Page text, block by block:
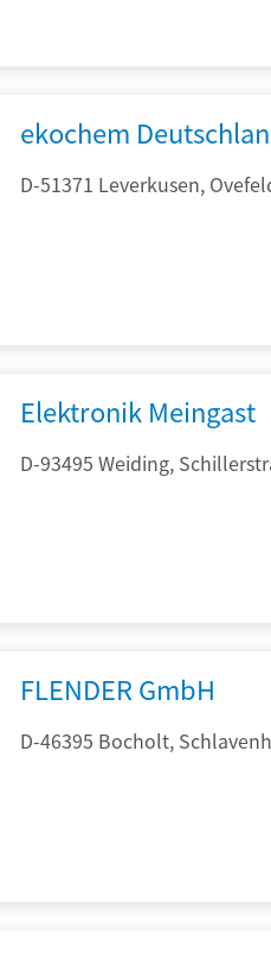
ekochem
D-51371 Leverkusen,
Elektronik Meingast
D-93495 Weiding,
FLENDER GmbH
D-46395 Bocholt,